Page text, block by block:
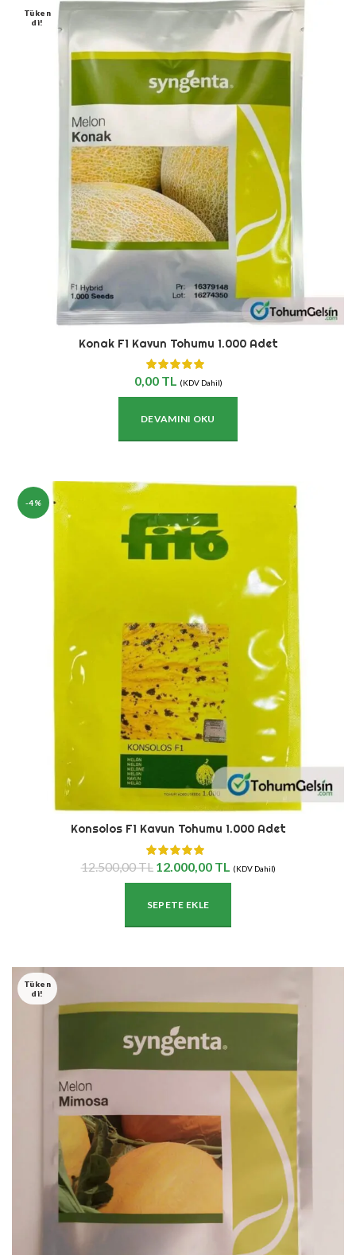
Tüken
Di!
Konak F1 Kavun Tohumu 1.000 Adet
0,00TL (KDV Dahil)
DEVAMINI OKU
-4%
Konsolos F1 Kavun Tohumu 1.000 Adet
12.500,00TL Orijinal
fiyat:
TL.
12.000,00TL Şu
andaki
TL.
(KDV Dahil)
SEPETE EKLE
Tüken
Di!